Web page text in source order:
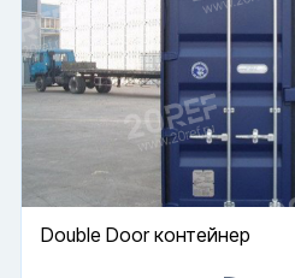
Double Door контейнер